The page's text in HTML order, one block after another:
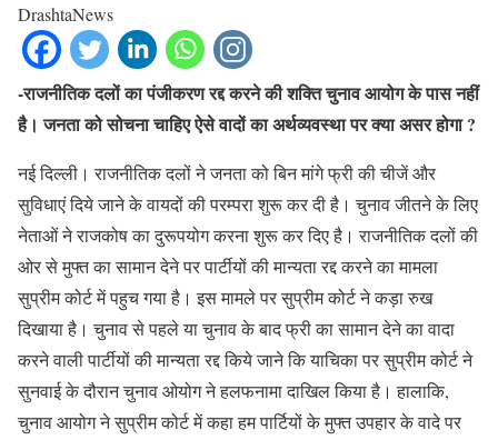
DrashtaNews
-राजनीतिक दलों का पंजीकरण रद्द करने की शक्ति चुनाव आयोग के पास नहीं
है। जनता को सोचना चाहिए ऐसे वादों का अर्थव्यवस्था पर क्या असर होगा ?
नई दिल्ली। राजनीतिक दलों ने जनता को बिन मांगे फ्री की चीजें और
सुविधाएं दिये जाने के वायदों की परम्परा शुरू कर दी है। चुनाव जीतने के लिए
नेताओं ने राजकोष का दुरूपयोग करना शुरू कर दिए है। राजनीतिक दलों की
ओर से मुफ्त का सामान देने पर पार्टीयों की मान्यता रद्द करने का मामला
सुप्रीम कोर्ट में पहुच गया है। इस मामले पर सुप्रीम कोर्ट ने कड़ा रुख
दिखाया है। चुनाव से पहले या चुनाव के बाद फ्री का सामान देने का वादा
करने वाली पार्टीयों की मान्यता रद्द किये जाने कि याचिका पर सुप्रीम कोर्ट ने
सुनवाई के दौरान चुनाव ओयोग ने हलफनामा दाखिल किया है। हालाकि,
चुनाव आयोग ने सुप्रीम कोर्ट में कहा हम पार्टियों के मुफ्त उपहार के वादे पर